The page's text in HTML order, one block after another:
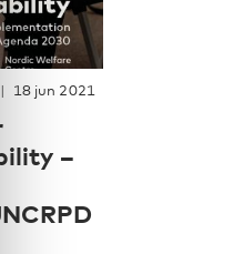
18 jun 2021
–